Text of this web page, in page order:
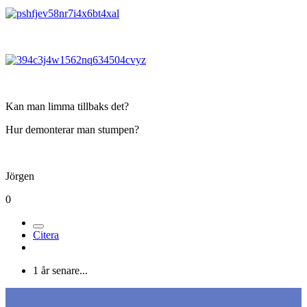
Kan man limma tillbaks det?
Hur demonterar man stumpen?
Jörgen
0
Citera
1 år senare...